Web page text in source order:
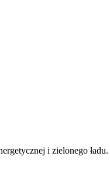
i zielonego ładu.